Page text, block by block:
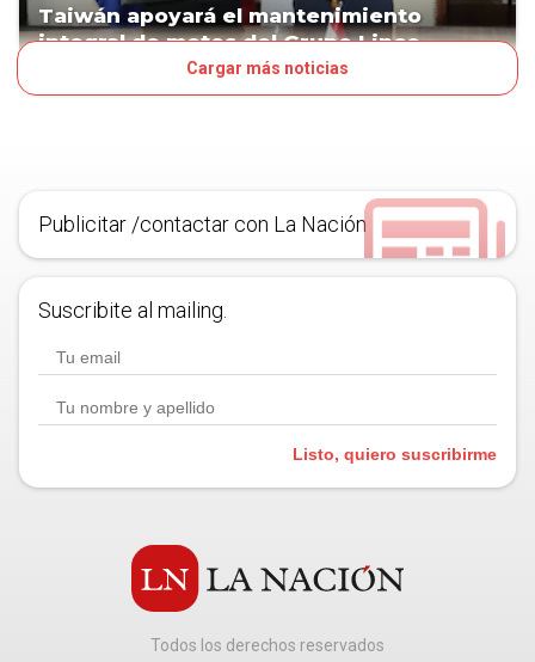
Taiwán apoyará el mantenimiento
integral de motos del Grupo Lince
Cargar más noticias
Publicitar /contactar con La Nación
Suscribite al mailing.
Listo, quiero suscribirme
Todos los derechos reservados